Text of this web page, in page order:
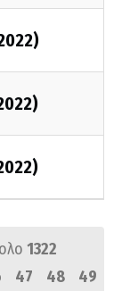
1322
47 48
49